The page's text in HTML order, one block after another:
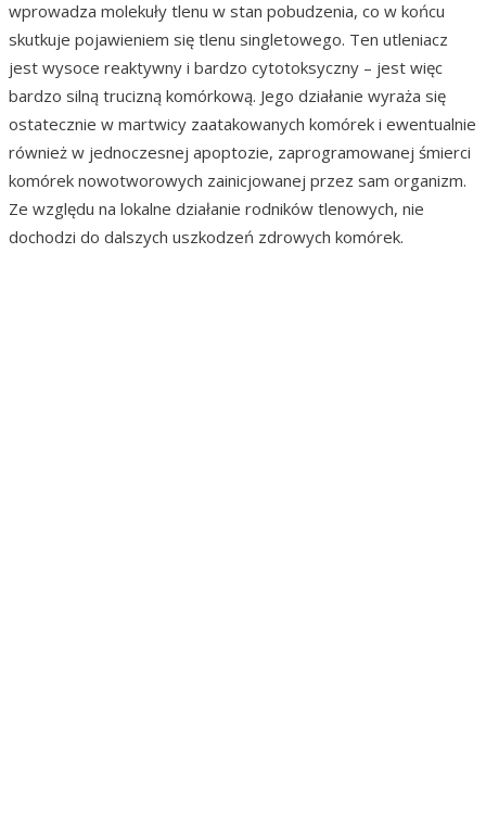
wprowadza molekuły tlenu w stan pobudzenia, co w końcu
skutkuje pojawieniem się tlenu singletowego. Ten utleniacz
jest wysoce reaktywny i bardzo cytotoksyczny – jest więc
bardzo silną trucizną komórkową. Jego działanie wyraża się
ostatecznie w martwicy zaatakowanych komórek i ewentualnie
również w jednoczesnej apoptozie, zaprogramowanej śmierci
komórek nowotworowych zainicjowanej przez sam organizm.
Ze względu na lokalne działanie rodników tlenowych, nie
dochodzi do dalszych uszkodzeń zdrowych komórek.